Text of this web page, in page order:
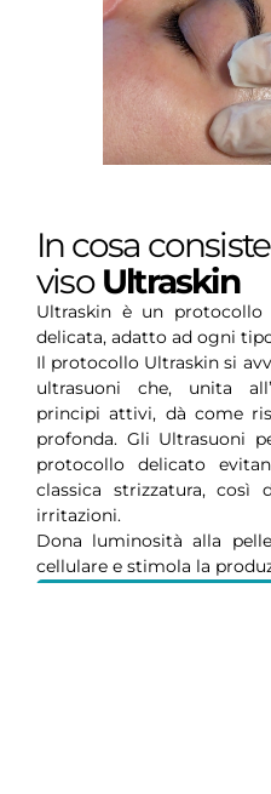
In cosa
visoUltraskin
Ultraskin è un
delicata, adatto ad ogni
Il protocollo Ultraskin si
ultrasuoni che, unita
principi attivi, dà come
profonda. Gli Ultrasuoni
protocollo delicato
classica strizzatura, così
irritazioni.
Dona luminosità alla
cellulare e stimola la